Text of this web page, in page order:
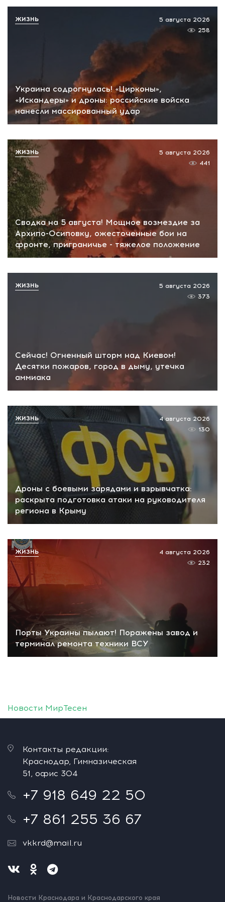
Украина содрогнулась! «Цирконы»,
«Искандеры» и дроны: российские войска
нанесли массированный удар
5 августа 2026
258
ЖИЗНЬ
Сводка на 5 августа! Мощное возмездие за
Архипо-Осиповку, ожесточенные бои на
фронте, приграничье - тяжелое положение
5 августа 2026
441
ЖИЗНЬ
Сейчас! Огненный шторм над Киевом!
Десятки пожаров, город в дыму, утечка
аммиака
5 августа 2026
373
ЖИЗНЬ
Дроны с боевыми зарядами и взрывчатка:
раскрыта подготовка атаки на руководителя
региона в Крыму
4 августа 2026
130
ЖИЗНЬ
Порты Украины пылают! Поражены завод и
терминал ремонта техники ВСУ
4 августа 2026
232
ЖИЗНЬ
Новости МирТесен
Контакты редакции:
Краснодар, Гимназическая
51, офис 304
+7 918 649 22 50
+7 861 255 36 67
vkkrd@mail.ru
Новости Краснодара и Краснодарского края